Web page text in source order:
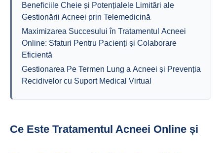
Beneficiile Cheie și Potențialele Limitări ale
Gestionării Acneei prin Telemedicină
Maximizarea Succesului în Tratamentul Acneei
Online: Sfaturi Pentru Pacienți și Colaborare
Eficientă
Gestionarea Pe Termen Lung a Acneei și Prevenția
Recidivelor cu Suport Medical Virtual
Ce Este Tratamentul Acneei Online și